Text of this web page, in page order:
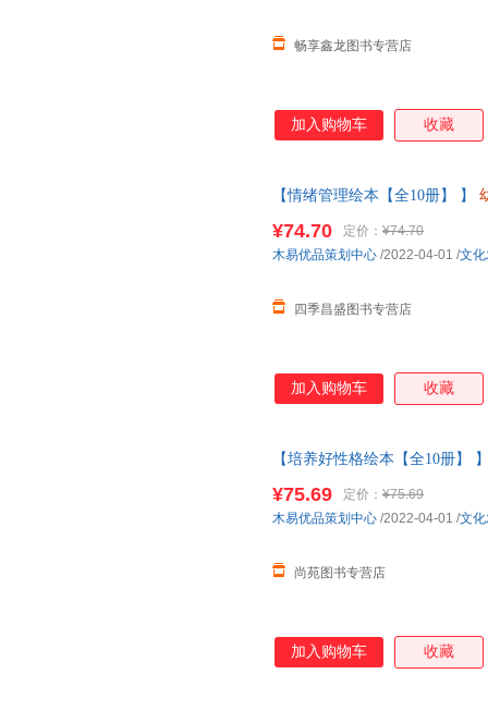
畅享鑫龙图书专营店
加入购物车 收藏
【情绪管理绘本【全10册】 】
¥74.70 定价： ¥74.70
四季昌盛图书专营店
木易优品策划中心 /2022-04-01 /文
加入购物车 收藏
【培养好性格绘本【全10册】
【让您无忧购物】
¥75.69 定价： ¥75.69
尚苑图书专营店
木易优品策划中心 /2022-04-01 /文
加入购物车 收藏